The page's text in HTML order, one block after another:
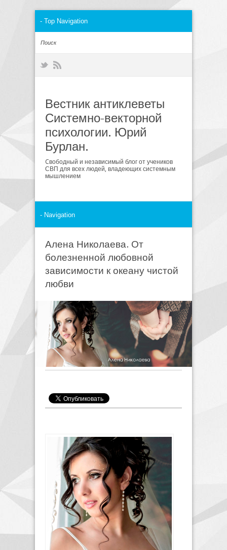
Вестник антиклеветы
Системно-векторной
психологии. Юрий
Бурлан.
Cвободный и независимый блог от учеников
СВП для всех людей, владеющих системным
мышлением
Алена Николаева. От
болезненной любовной
зависимости к океану чистой
любви